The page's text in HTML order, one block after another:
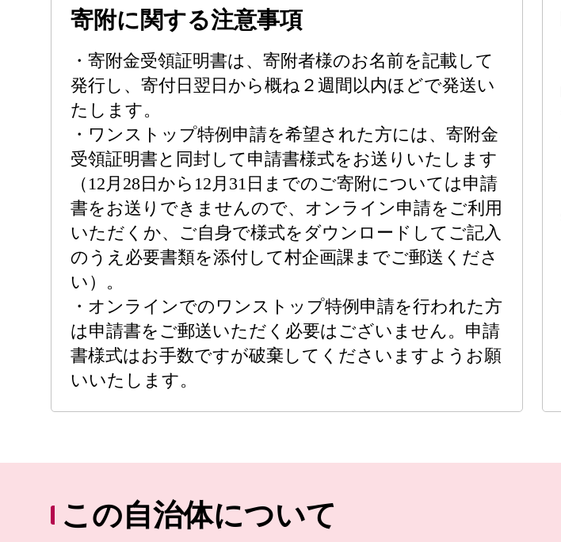
寄附に関する注意事項
・寄附金受領証明書は、寄附者様のお名前を記載して
発行し、寄付日翌日から概ね２週間以内ほどで発送い
たします。
・ワンストップ特例申請を希望された方には、寄附金
受領証明書と同封して申請書様式をお送りいたします
（12月28日から12月31日までのご寄附については申請
書をお送りできませんので、オンライン申請をご利用
いただくか、ご自身で様式をダウンロードしてご記入
のうえ必要書類を添付して村企画課までご郵送くださ
い）。
・オンラインでのワンストップ特例申請を行われた方
は申請書をご郵送いただく必要はございません。申請
書様式はお手数ですが破棄してくださいますようお願
いいたします。
この自治体について